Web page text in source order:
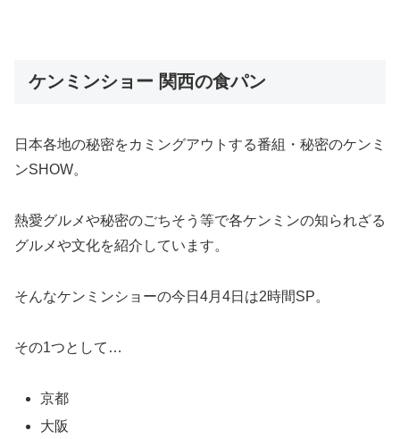
ケンミンショー 関西の食パン
日本各地の秘密をカミングアウトする番組・秘密のケンミ
ンSHOW。
熱愛グルメや秘密のごちそう等で各ケンミンの知られざる
グルメや文化を紹介しています。
そんなケンミンショーの今日4月4日は2時間SP。
その1つとして…
京都
大阪